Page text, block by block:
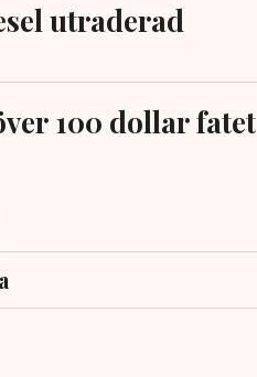
utraderad
100 dollar fatet